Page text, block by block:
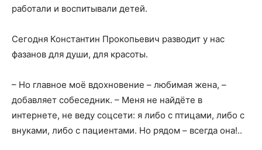
работали и воспитывали детей.
Сегодня Константин Прокопьевич разводит у нас
фазанов для души, для красоты.
– Но главное моё вдохновение – любимая жена, –
добавляет собеседник. – Меня не найдёте в
интернете, не веду соцсети: я либо с птицами, либо с
внуками, либо с пациентами. Но рядом – всегда она!..